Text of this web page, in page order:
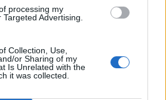
processing my
Advertising.
Collection, Use,
or Sharing of my
Is Unrelated with the
it was collected.
(España) 2026
de 2026